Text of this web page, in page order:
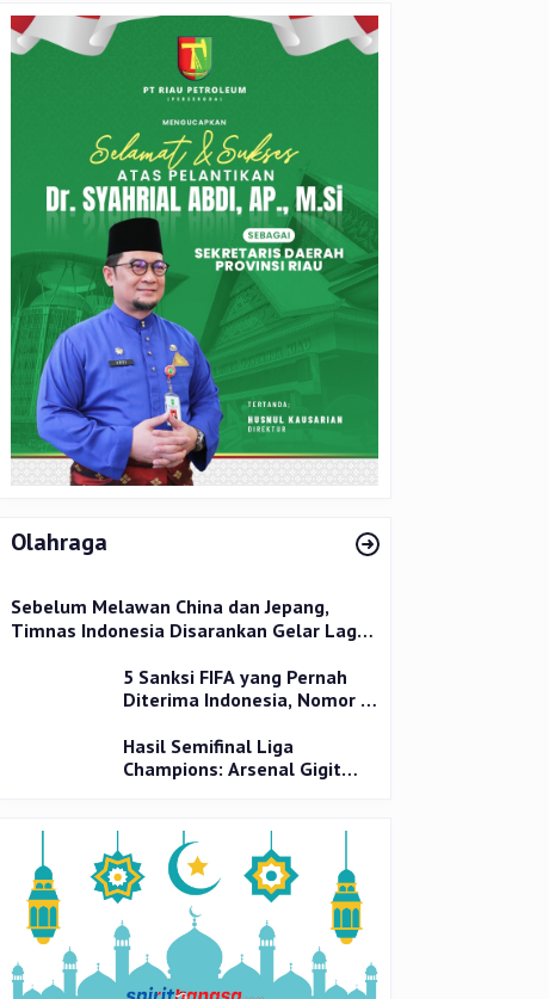
Olahraga
Sebelum Melawan China dan Jepang,
Timnas Indonesia Disarankan Gelar Laga
5 Sanksi FIFA yang Pernah
Diterima Indonesia, Nomor 1
Hasil Semifinal Liga
Champions: Arsenal Gigit